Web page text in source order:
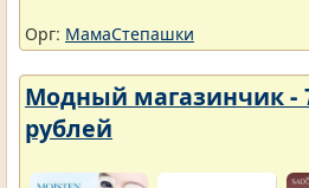
Орг: МамаСтепашки
Модный магазинчик -
рублей